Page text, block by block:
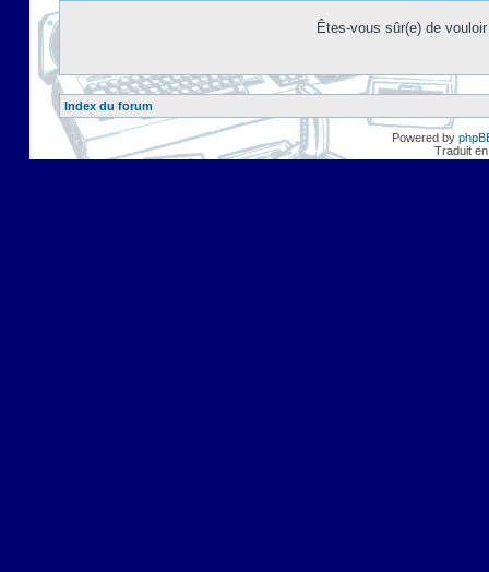
Êtes-vous sûr(e) de
Index du forum
Powered by
Traduit